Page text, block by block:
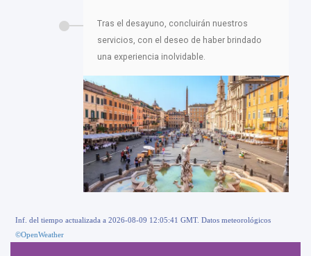
Tras el desayuno, concluirán nuestros
servicios, con el deseo de haber brindado
una experiencia inolvidable.
Inf. del tiempo actualizada a 2026-08-09 12:05:41 GMT. Datos meteorológicos
©OpenWeather